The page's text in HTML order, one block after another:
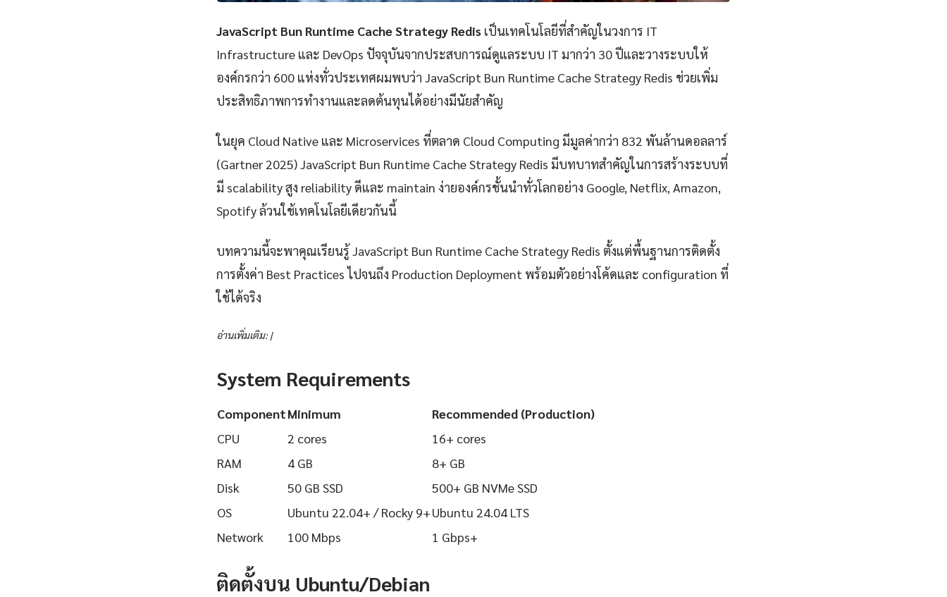
JavaScript Bun Runtime Cache Strategy Redis เป็นเทคโนโลยีที่สำคัญในวงการ IT
Infrastructure และ DevOps ปัจจุบันจากประสบการณ์ดูแลระบบ IT มากว่า 30 ปีและวางระบบให้
องค์กรกว่า 600 แห่งทั่วประเทศผมพบว่า JavaScript Bun Runtime Cache Strategy Redis ช่วยเพิ่ม
ประสิทธิภาพการทำงานและลดต้นทุนได้อย่างมีนัยสำคัญ
ในยุค Cloud Native และ Microservices ที่ตลาด Cloud Computing มีมูลค่ากว่า 832 พันล้านดอลลาร์
(Gartner 2025) JavaScript Bun Runtime Cache Strategy Redis มีบทบาทสำคัญในการสร้างระบบที่
มี scalability สูง reliability ดีและ maintain ง่ายองค์กรชั้นนำทั่วโลกอย่าง Google, Netflix, Amazon,
Spotify ล้วนใช้เทคโนโลยีเดียวกันนี้
บทความนี้จะพาคุณเรียนรู้ JavaScript Bun Runtime Cache Strategy Redis ตั้งแต่พื้นฐานการติดตั้ง
การตั้งค่า Best Practices ไปจนถึง Production Deployment พร้อมตัวอย่างโค้ดและ configuration ที่
ใช้ได้จริง
อ่านเพิ่มเติม: |
System Requirements
ComponentMinimum
Recommended (Production)
CPU
2 cores
16+ cores
RAM
4 GB
8+ GB
Disk
50 GB SSD
500+ GB NVMe SSD
OS
Ubuntu 22.04+ / Rocky 9+Ubuntu 24.04 LTS
Network
100 Mbps 1 Gbps+
ติดตั้งบน Ubuntu/Debian